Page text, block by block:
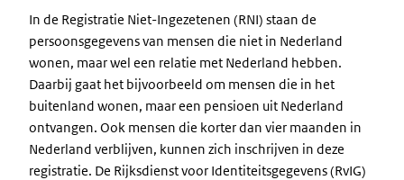
In de Registratie Niet-Ingezetenen (RNI) staan de
persoonsgegevens van mensen die niet in Nederland
wonen, maar wel een relatie met Nederland hebben.
Daarbij gaat het bijvoorbeeld om mensen die in het
buitenland wonen, maar een pensioen uit Nederland
ontvangen. Ook mensen die korter dan vier maanden in
Nederland verblijven, kunnen zich inschrijven in deze
registratie. De Rijksdienst voor Identiteitsgegevens (RvIG)